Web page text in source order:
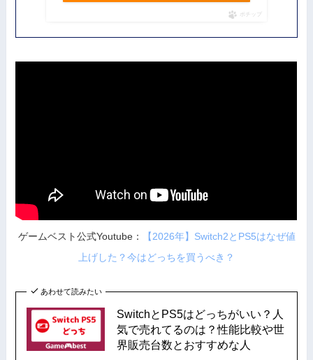
ポチップ
ゲームベスト公式Youtube：
【2026年】Switch2とPS5はなぜ値
上げした？今はどっちを買うべき？
あわせて読みたい
SwitchとPS5はどっちがいい？人
気で売れてるのは？性能比較や世
界販売台数とおすすめな人